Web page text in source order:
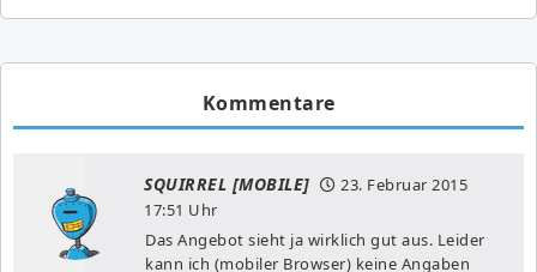
Kommentare
SQUIRREL [MOBILE]
23. Februar 2015
17:51 Uhr
Das Angebot sieht ja wirklich gut aus. Leider
kann ich (mobiler Browser) keine Angaben